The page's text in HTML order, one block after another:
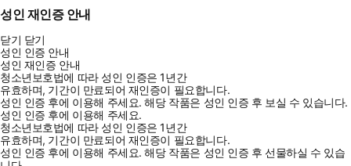
성인 재인증 안내
닫기 닫기
성인 인증 안내
성인 재인증 안내
청소년보호법에 따라 성인 인증은 1년간
유효하며, 기간이 만료되어 재인증이 필요합니다.
성인 인증 후에 이용해 주세요.해당 작품은 성인 인증 후 보실 수 있습니다.
성인 인증 후에 이용해 주세요.
청소년보호법에 따라 성인 인증은 1년간
유효하며, 기간이 만료되어 재인증이 필요합니다.
성인 인증 후에 이용해 주세요.해당 작품은 성인 인증 후 선물하실 수 있습